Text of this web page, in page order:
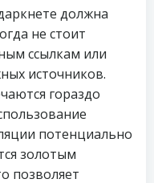
должна
не стоит
ссылкам или
источников.
гораздо
потенциально
золотым
позволяет